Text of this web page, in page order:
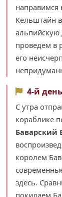
направимся
Кельштайн в
проведем в
его
4-й день
С утра
кораблике
Баварский
королем
здесь.